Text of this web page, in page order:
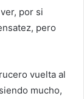
por si
pero
vuelta al
mucho,